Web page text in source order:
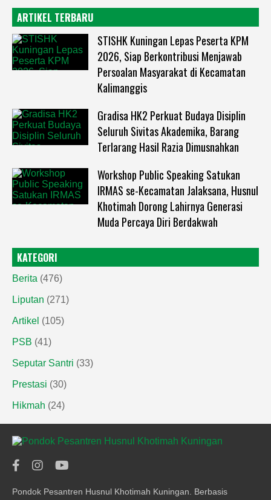
ARTIKEL TERBARU
STISHK Kuningan Lepas Peserta KPM
2026, Siap Berkontribusi Menjawab
Persoalan Masyarakat di Kecamatan
Kalimanggis
Gradisa HK2 Perkuat Budaya Disiplin
Seluruh Sivitas Akademika, Barang
Terlarang Hasil Razia Dimusnahkan
Workshop Public Speaking Satukan
IRMAS se-Kecamatan Jalaksana, Husnul
Khotimah Dorong Lahirnya Generasi
Muda Percaya Diri Berdakwah
KATEGORI
Berita (476)
Liputan (271)
Artikel (105)
PSB (41)
Seputar Santri (33)
Prestasi (30)
Hikmah (24)
Pondok Pesantren Husnul Khotimah Kuningan. Berbasis